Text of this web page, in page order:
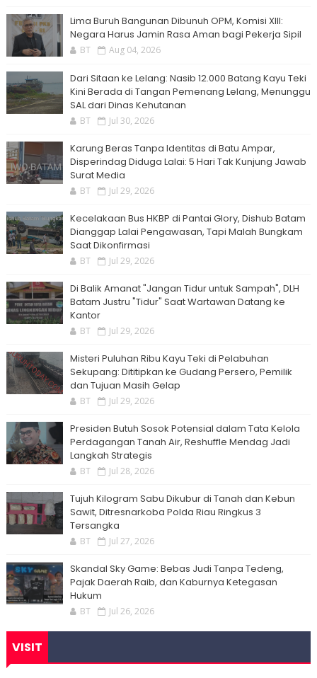
Lima Buruh Bangunan Dibunuh OPM, Komisi XIII:
Negara Harus Jamin Rasa Aman bagi Pekerja Sipil
BT Aug 04, 2026
Dari Sitaan ke Lelang: Nasib 12.000 Batang Kayu Teki
Kini Berada di Tangan Pemenang Lelang, Menunggu
SAL dari Dinas Kehutanan
BT Jul 30, 2026
Karung Beras Tanpa Identitas di Batu Ampar,
Disperindag Diduga Lalai: 5 Hari Tak Kunjung Jawab
Surat Media
BT Jul 29, 2026
Kecelakaan Bus HKBP di Pantai Glory, Dishub Batam
Dianggap Lalai Pengawasan, Tapi Malah Bungkam
Saat Dikonfirmasi
BT Jul 29, 2026
Di Balik Amanat "Jangan Tidur untuk Sampah", DLH
Batam Justru "Tidur" Saat Wartawan Datang ke
Kantor
BT Jul 29, 2026
Misteri Puluhan Ribu Kayu Teki di Pelabuhan
Sekupang: Dititipkan ke Gudang Persero, Pemilik
dan Tujuan Masih Gelap
BT Jul 29, 2026
Presiden Butuh Sosok Potensial dalam Tata Kelola
Perdagangan Tanah Air, Reshuffle Mendag Jadi
Langkah Strategis
BT Jul 28, 2026
Tujuh Kilogram Sabu Dikubur di Tanah dan Kebun
Sawit, Ditresnarkoba Polda Riau Ringkus 3
Tersangka
BT Jul 27, 2026
Skandal Sky Game: Bebas Judi Tanpa Tedeng,
Pajak Daerah Raib, dan Kaburnya Ketegasan
Hukum
BT Jul 26, 2026
VISIT